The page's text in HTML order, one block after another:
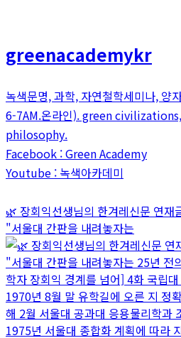
greenacademykr
녹색문명, 과학, 자연철학세미나, 양
6-7AM.온라인). green
philosophy.
Facebook : Green Academy
Youtube : 녹색아카데미
🌿 장회익선생님의 한겨레신문 연
"서울대 간판을 내려놓자는